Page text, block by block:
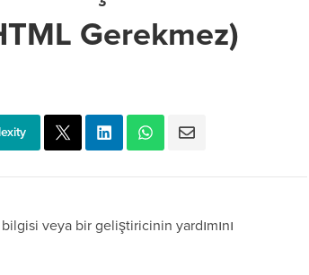
Gerekmez)
veya bir geliştiricinin yardımını